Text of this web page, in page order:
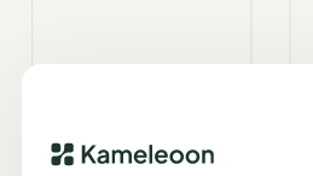
VOIR D'AUTRES SUCCESS STORIES